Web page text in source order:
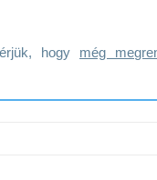
hogy még